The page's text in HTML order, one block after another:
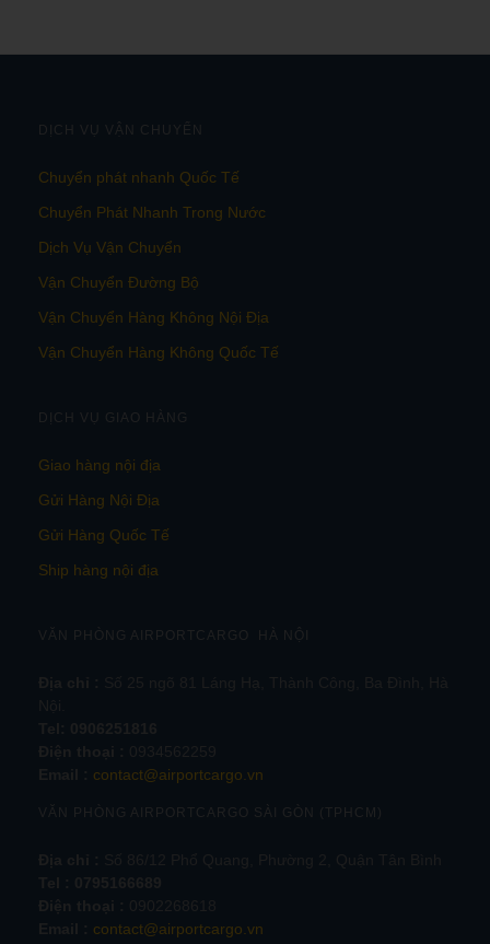
DỊCH VỤ VẬN CHUYỂN
Chuyển phát nhanh Quốc Tế
Chuyển Phát Nhanh Trong Nước
Dịch Vụ Vận Chuyển
Vận Chuyển Đường Bộ
Vận Chuyển Hàng Không Nội Địa
Vận Chuyển Hàng Không Quốc Tế
DỊCH VỤ GIAO HÀNG
Giao hàng nội địa
Gửi Hàng Nội Địa
Gửi Hàng Quốc Tế
Ship hàng nội địa
VĂN PHÒNG AIRPORTCARGO HÀ NỘI
contact@airportcargo.vn
VĂN PHÒNG AIRPORTCARGO SÀI GÒN (TPHCM)
contact@airportcargo.vn